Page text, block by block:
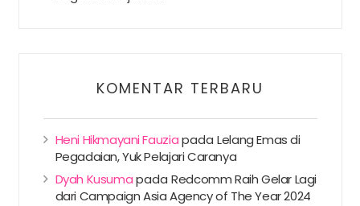
KOMENTAR TERBARU
Heni Hikmayani FauziapadaLelang Emas di
Pegadaian, Yuk Pelajari Caranya
Dyah KusumapadaRedcomm Raih Gelar Lagi
dari Campaign Asia Agency of The Year 2024